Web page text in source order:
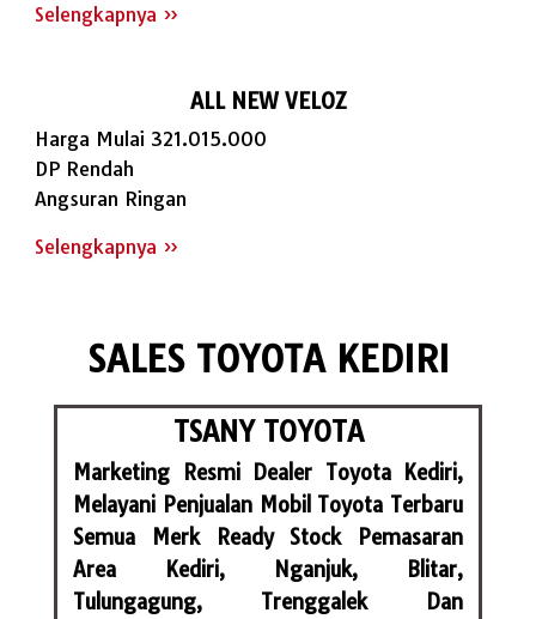
Selengkapnya »
ALL NEW VELOZ
Harga Mulai 321.015.000
DP Rendah
Angsuran Ringan
Selengkapnya »
SALES TOYOTA KEDIRI
TSANY TOYOTA
Marketing Resmi Dealer Toyota Kediri,
Melayani Penjualan Mobil Toyota Terbaru
Semua Merk Ready Stock Pemasaran
Area Kediri, Nganjuk, Blitar,
Tulungagung, Trenggalek Dan